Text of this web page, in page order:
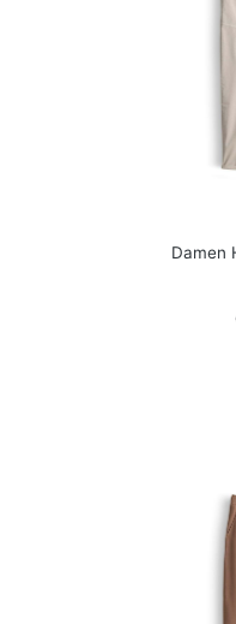
Damen